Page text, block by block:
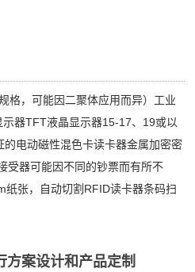
格，可能因二聚体应用而异）工业
器TFT液晶显示器15-17、19或以
的电动磁性混色卡读卡器金属加密密
受器可能因不同的钞票而有所不
纸张，自动切割RFID读卡器条码扫
方案设计和产品定制